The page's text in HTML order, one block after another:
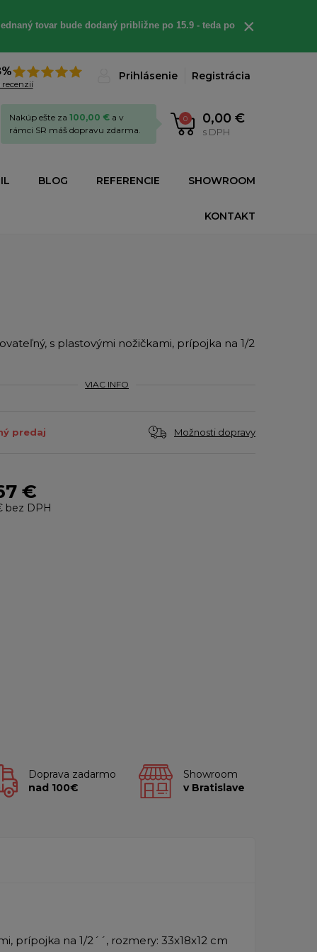
tovar bude dodaný približne po 15.9 - teda po
×
recenzií
Prihlásenie Registrácia
0 0,00 €
s DPH
Nakúp ešte za 100,00 € a v
rámci SR máš dopravu zdarma.
BLOG REFERENCIE SHOWROOM
KONTAKT
s plastovými nožičkami, prípojka na 1/2
VIAC INFO
predaj Možnosti dopravy
€
bez DPH
Doprava zadarmo
nad 100€
Showroom
v Bratislave
prípojka na 1/2´´, rozmery: 33x18x12 cm